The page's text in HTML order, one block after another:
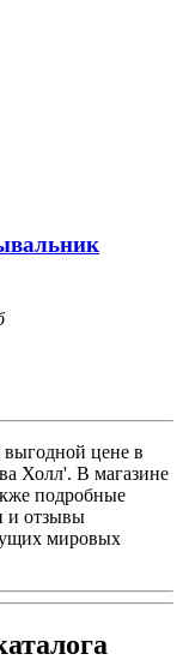
цене в
Холл'. В магазине
подробные
и отзывы
мировых